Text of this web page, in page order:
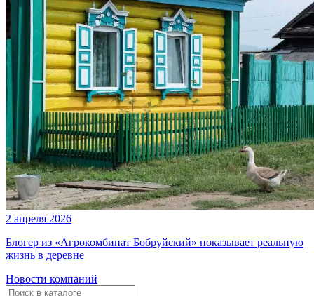
2 апреля 2026
Блогер из «Агрокомбинат Бобруйский» показывает реальную
жизнь в деревне
Новости компаний